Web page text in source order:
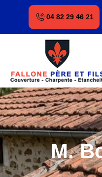
04 82 29 46 21
M.